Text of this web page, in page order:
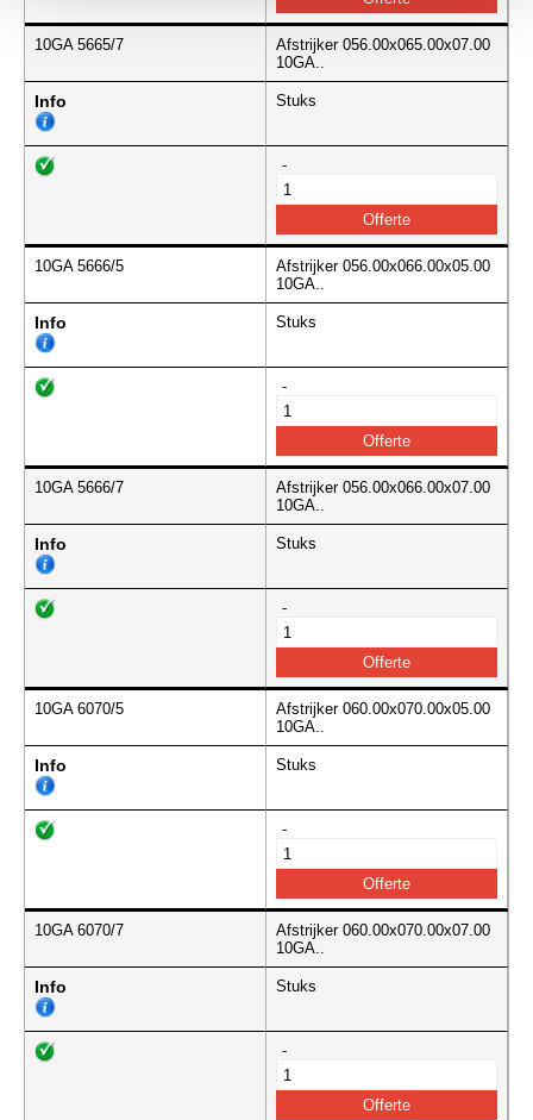
10GA 5665/7
Afstrijker 056.00x065.00x07.00
10GA..
Info Stuks
-
10GA 5666/5
Afstrijker 056.00x066.00x05.00
10GA..
Info Stuks
-
10GA 5666/7
Afstrijker 056.00x066.00x07.00
10GA..
Info Stuks
-
10GA 6070/5
Afstrijker 060.00x070.00x05.00
10GA..
Info Stuks
-
10GA 6070/7
Afstrijker 060.00x070.00x07.00
10GA..
Info Stuks
-